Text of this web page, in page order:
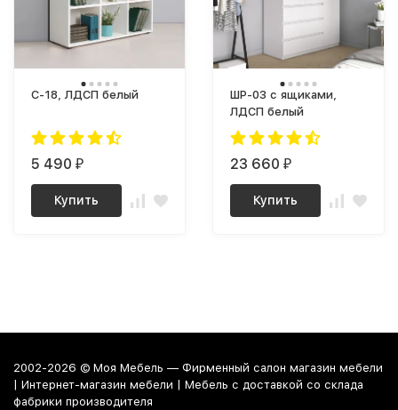
С-18, ЛДСП белый
5 490 ₽
Купить
ШР-03 с ящиками,
ЛДСП белый
23 660 ₽
Купить
2002-2026 © Моя Мебель — Фирменный салон магазин мебели
| Интернет-магазин мебели | Мебель с доставкой со склада
фабрики производителя